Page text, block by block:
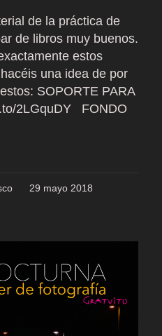
de la práctica de
de libros muy buenos.
estos
una idea de por
SOPORTE PARA
2LGquDY FONDO
29 mayo 2018